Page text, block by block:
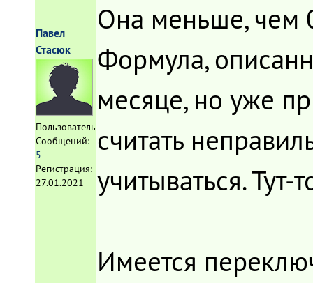
Павел
Стасюк
Пользователь
Сообщений:
5
Регистрация:
27.01.2021
Она меньше, чем
Формула,
месяце, но уже
считать
учитываться.
Имеется